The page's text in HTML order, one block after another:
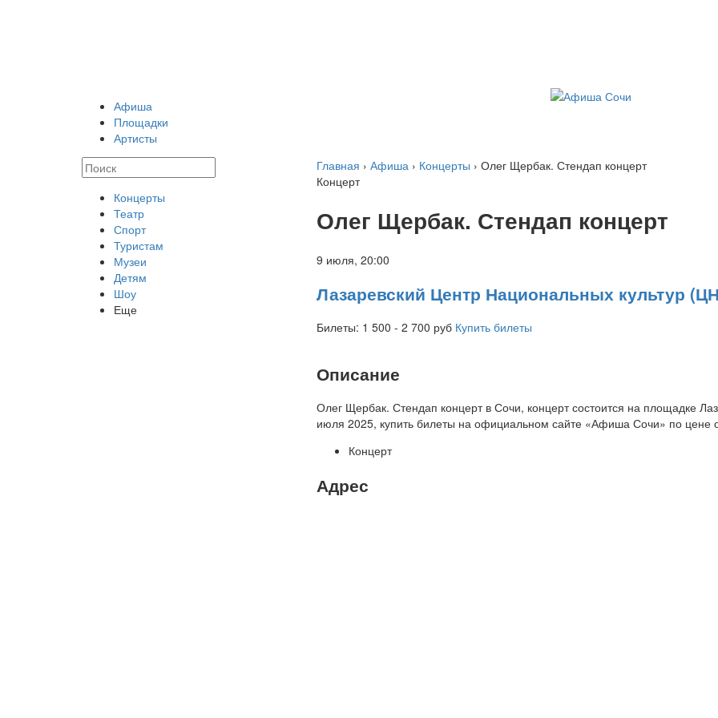
Афиша
Площадки
Артисты
Концерты
Театр
Спорт
Туристам
Музеи
Детям
Шоу
Еще
Главная › Афиша› Концерты › Олег Щербак. Стендап концерт
Концерт
Олег Щербак. Стендап концерт
9 июля, 20:00
Лазаревский Центр Национальных культур
Билеты: 1 500 - 2 700 руб Купить билеты
Описание
Олег Щербак. Стендап концерт в Сочи, концерт состоится на площадке
июля 2025, купить билеты на официальном сайте «Афиша Сочи» по цене
Концерт
Адрес